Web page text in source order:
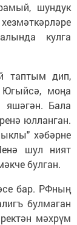
шундук
кулга
таптым дип,
Югыйсә, моңа
Бала
юлланган.
хәбәрне
шул ният
булган.
бар. РФның
булмаган
мәхрүм